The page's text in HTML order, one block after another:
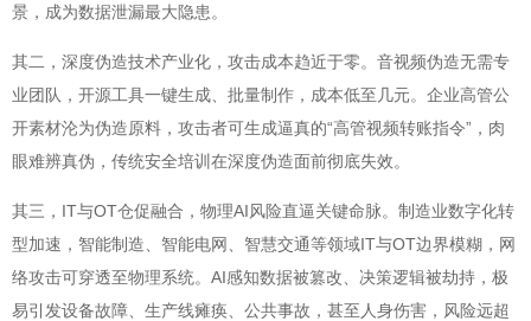
景，成为数据泄漏最大隐患。
其二，深度伪造技术产业化，攻击成本趋近于零。音视频伪造无需专
业团队，开源工具一键生成、批量制作，成本低至几元。企业高管公
开素材沦为伪造原料，攻击者可生成逼真的“高管视频转账指令”，肉
眼难辨真伪，传统安全培训在深度伪造面前彻底失效。
其三，IT与OT仓促融合，物理AI风险直逼关键命脉。制造业数字化转
型加速，智能制造、智能电网、智慧交通等领域IT与OT边界模糊，网
络攻击可穿透至物理系统。AI感知数据被篡改、决策逻辑被劫持，极
易引发设备故障、生产线瘫痪、公共事故，甚至人身伤害，风险远超